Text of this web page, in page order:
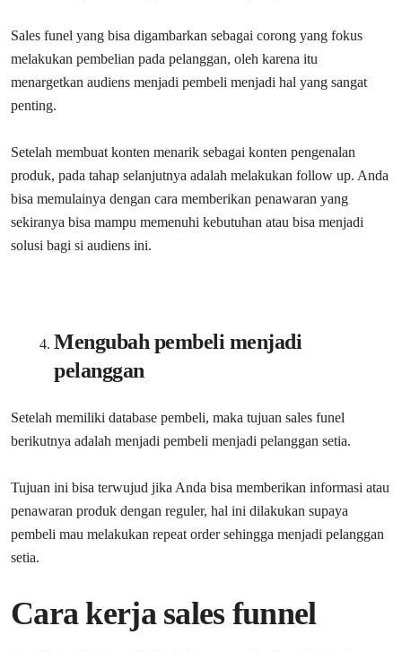
Sales funel yang bisa digambarkan sebagai corong yang fokus
melakukan pembelian pada pelanggan, oleh karena itu
menargetkan audiens menjadi pembeli menjadi hal yang sangat
penting.
Setelah membuat konten menarik sebagai konten pengenalan
produk, pada tahap selanjutnya adalah melakukan follow up. Anda
bisa memulainya dengan cara memberikan penawaran yang
sekiranya bisa mampu memenuhi kebutuhan atau bisa menjadi
solusi bagi si audiens ini.
Mengubah pembeli menjadi
pelanggan
Setelah memiliki database pembeli, maka tujuan sales funel
berikutnya adalah menjadi pembeli menjadi pelanggan setia.
Tujuan ini bisa terwujud jika Anda bisa memberikan informasi atau
penawaran produk dengan reguler, hal ini dilakukan supaya
pembeli mau melakukan repeat order sehingga menjadi pelanggan
setia.
Cara kerja sales funnel